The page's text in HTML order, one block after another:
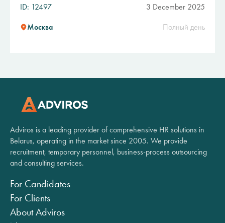
ID: 12497 3 December 2025
Москва Полный день
Adviros is a leading provider of comprehensive HR solutions in
Belarus, operating in the market since 2005. We provide
recruitment, temporary personnel, business-process outsourcing
and consulting services.
For Candidates
For Clients
About Adviros